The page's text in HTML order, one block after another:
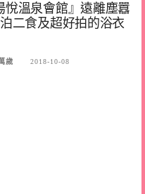
悅溫泉會館』遠離塵囂
二食及超好拍的浴衣
歲 2018-10-08